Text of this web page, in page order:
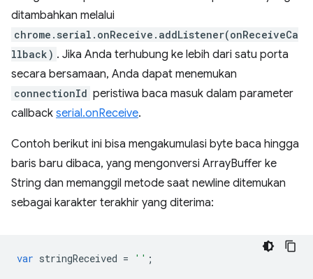
ditambahkan melalui
chrome.serial.onReceive.addListener(onReceiveCa
llback) . Jika Anda terhubung ke lebih dari satu porta
secara bersamaan, Anda dapat menemukan
connectionId peristiwa baca masuk dalam parameter
callback serial.onReceive.
Contoh berikut ini bisa mengakumulasi byte baca hingga
baris baru dibaca, yang mengonversi ArrayBuffer ke
String dan memanggil metode saat newline ditemukan
sebagai karakter terakhir yang diterima:
var stringReceived = '' ;